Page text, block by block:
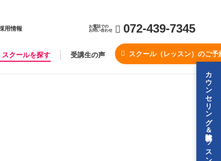
用情報
お電話での
お問い合わせ
072-439-7345
スクールを探す 受講生の声 スクール（レッスン）のご予
カウンセリング＆無料体験レッスン